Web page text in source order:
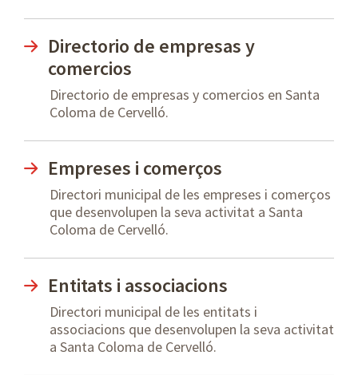
Directorio de empresas y
comercios
Directorio de empresas y comercios en Santa
Coloma de Cervelló.
Empreses i comerços
Directori municipal de les empreses i comerços
que desenvolupen la seva activitat a Santa
Coloma de Cervelló.
Entitats i associacions
Directori municipal de les entitats i
associacions que desenvolupen la seva activitat
a Santa Coloma de Cervelló.